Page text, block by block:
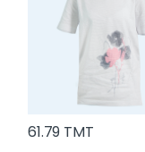
61.79 TMT